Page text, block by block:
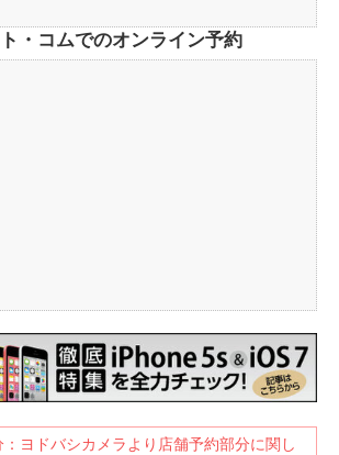
・コムでのオンライン予約
ヨドバシカメラより店舗予約部分に関し